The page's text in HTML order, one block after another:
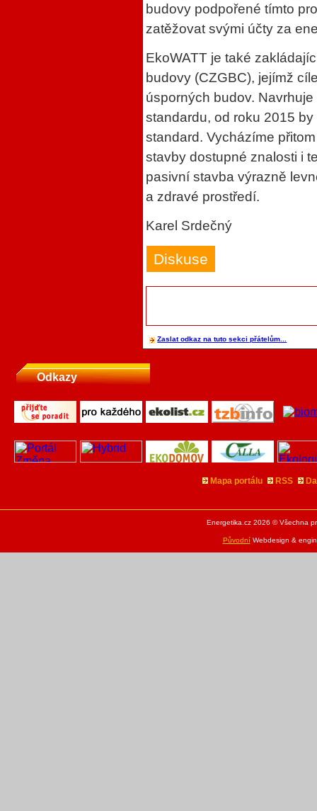
budovy podpořené tímto
zatěžovat svými účty za
EkoWATT je také
budovy (CZGBC), jejímž
úsporných budov.
standardu, od roku 2015
standard. Vycházíme
stavby dostupné znalosti i
pasivní stavba výrazně
a zdravé prostředí.
Karel Srdečný
Diskuse
Zaslat odkaz na tuto sekci přátelům...
Odkazy
Mapa portálu RSS
Energetika.cz 2026 © Všechna
PůvodníWebdesign &